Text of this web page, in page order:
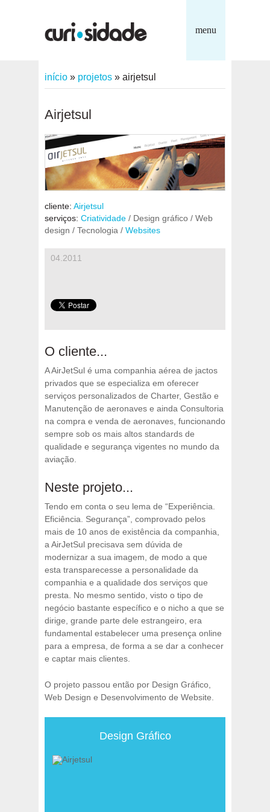
menu
início » projetos » airjetsul
Airjetsul
cliente: Airjetsul
serviços: Criatividade / Design gráfico / Web
design / Tecnologia / Websites
04.2011
O cliente...
A AirJetSul é uma companhia aérea de jactos
privados que se especializa em oferecer
serviços personalizados de Charter, Gestão e
Manutenção de aeronaves e ainda Consultoria
na compra e venda de aeronaves, funcionando
sempre sob os mais altos standards de
qualidade e segurança vigentes no mundo da
aviação.
Neste projeto...
Tendo em conta o seu lema de “Experiência.
Eficiência. Segurança”, comprovado pelos
mais de 10 anos de existência da companhia,
a AirJetSul precisava sem dúvida de
modernizar a sua imagem, de modo a que
esta transparecesse a personalidade da
companhia e a qualidade dos serviços que
presta. No mesmo sentido, visto o tipo de
negócio bastante específico e o nicho a que se
dirige, grande parte dele estrangeiro, era
fundamental estabelecer uma presença online
para a empresa, de forma a se dar a conhecer
e captar mais clientes.
O projeto passou então por Design Gráfico,
Web Design e Desenvolvimento de Website.
Design Gráfico